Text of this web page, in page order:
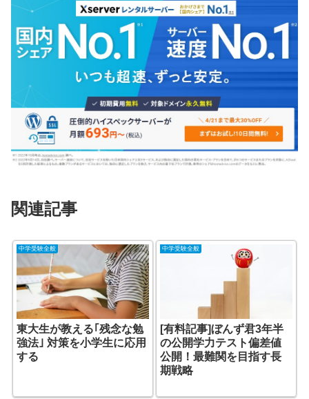
関連記事
中学受験全般
東大生が教える｢残念な勉
強法｣ 対策を小学生に応用
する
中学受験全般
[有料記事]ぼんず君3年半
の公開学力テスト偏差値
公開！最難関を目指す長
期戦略